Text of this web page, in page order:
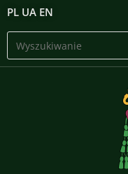
PL UA EN